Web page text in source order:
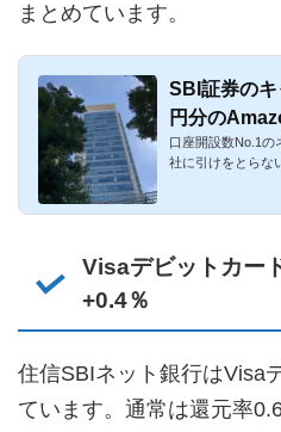
まとめています。
SBI証券の
円分の
ト！
口座開設数No.1の
社に引けをとらな
Visaデビットカー
+0.4％
住信SBIネット銀行はVisa
ています。通常は還元率